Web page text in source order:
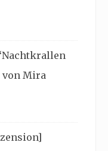
von Mira